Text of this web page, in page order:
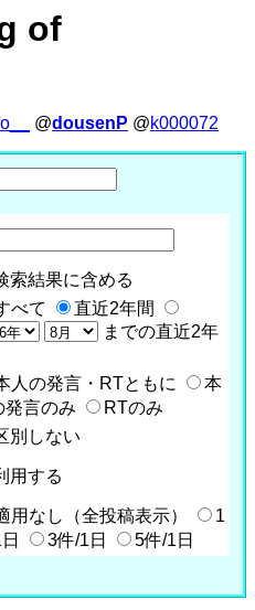
of
@dousenP @k000072
索結果に含める
べて
直近2年間
までの直近2年
人の発言・RTともに
本
発言のみ
RTのみ
別しない
用する
用なし（全投稿表示）
1
3件/1日 5件/1日